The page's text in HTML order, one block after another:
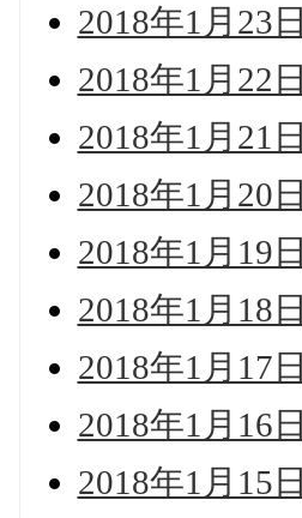
2018年1月23
2018年1月22
2018年1月21
2018年1月20
2018年1月19
2018年1月18
2018年1月17
2018年1月16
2018年1月15